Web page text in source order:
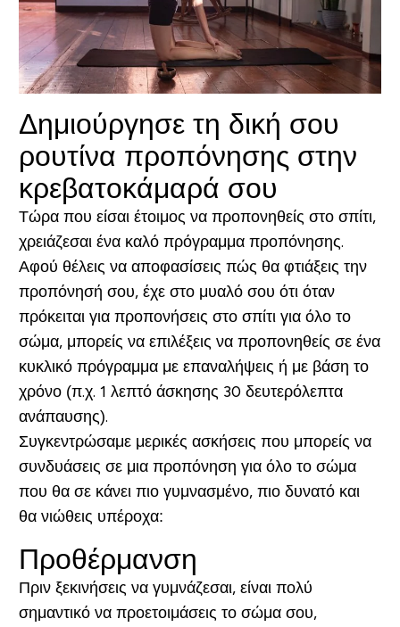
Δημιούργησε τη δική σου
ρουτίνα προπόνησης στην
κρεβατοκάμαρά σου
Τώρα που είσαι έτοιμος να προπονηθείς στο σπίτι,
χρειάζεσαι ένα καλό πρόγραμμα προπόνησης.
Αφού θέλεις να αποφασίσεις πώς θα φτιάξεις την
προπόνησή σου, έχε στο μυαλό σου ότι όταν
πρόκειται για προπονήσεις στο σπίτι για όλο το
σώμα, μπορείς να επιλέξεις να προπονηθείς σε ένα
κυκλικό πρόγραμμα με επαναλήψεις ή με βάση το
χρόνο (π.χ. 1 λεπτό άσκησης 30 δευτερόλεπτα
ανάπαυσης).
Συγκεντρώσαμε μερικές ασκήσεις που μπορείς να
συνδυάσεις σε μια προπόνηση για όλο το σώμα
που θα σε κάνει πιο γυμνασμένο, πιο δυνατό και
θα νιώθεις υπέροχα:
Προθέρμανση
Πριν ξεκινήσεις να γυμνάζεσαι, είναι πολύ
σημαντικό να προετοιμάσεις το σώμα σου,